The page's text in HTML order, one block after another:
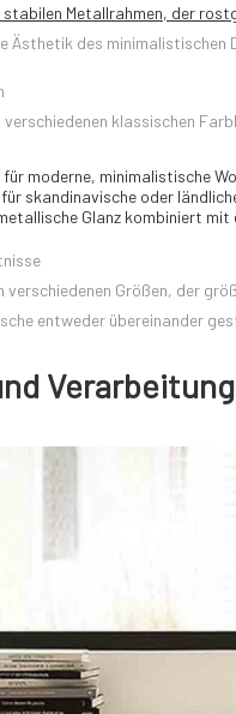
stabilen Metallrahmen, der
Ästhetik des minimalistischen
klassischen
für moderne, minimalistische
skandinavische oder
Glanz kombiniert
Größen, der
entweder übereinander